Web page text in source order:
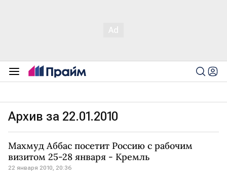
Архив за 22.01.2010
Махмуд Аббас посетит Россию с рабочим
визитом 25-28 января - Кремль
22 января 2010, 20:36